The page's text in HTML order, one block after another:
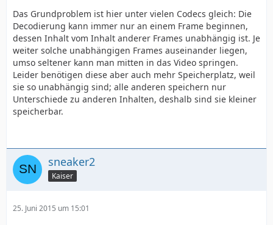
Das Grundproblem ist hier unter vielen Codecs gleich: Die
Decodierung kann immer nur an einem Frame beginnen,
dessen Inhalt vom Inhalt anderer Frames unabhängig ist. Je
weiter solche unabhängigen Frames auseinander liegen,
umso seltener kann man mitten in das Video springen.
Leider benötigen diese aber auch mehr Speicherplatz, weil
sie so unabhängig sind; alle anderen speichern nur
Unterschiede zu anderen Inhalten, deshalb sind sie kleiner
speicherbar.
sneaker2
Kaiser
25. Juni 2015 um 15:01